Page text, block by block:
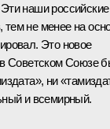
наши российские
не менее на
Это новое
Советском Союзе
ни
и всемирный.